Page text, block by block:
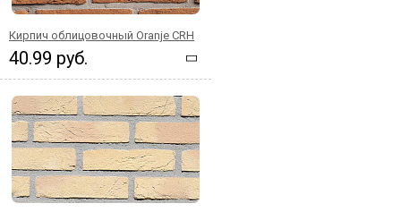
Кирпич облицовочный Oranje CRH
40.99 руб.